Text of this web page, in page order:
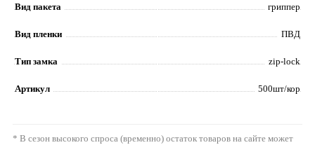
Вид пакета гриппер
Вид пленки ПВД
Тип замка zip-lock
Артикул 500шт/кор
* В сезон высокого спроса (временно) остаток товаров на сайте может